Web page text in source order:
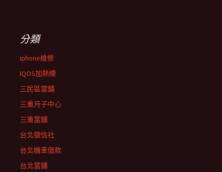
分類
iphone維修
IQOS加熱煙
三民區當舖
三重月子中心
三重當舖
台北徵信社
台北機車借款
台北當鋪